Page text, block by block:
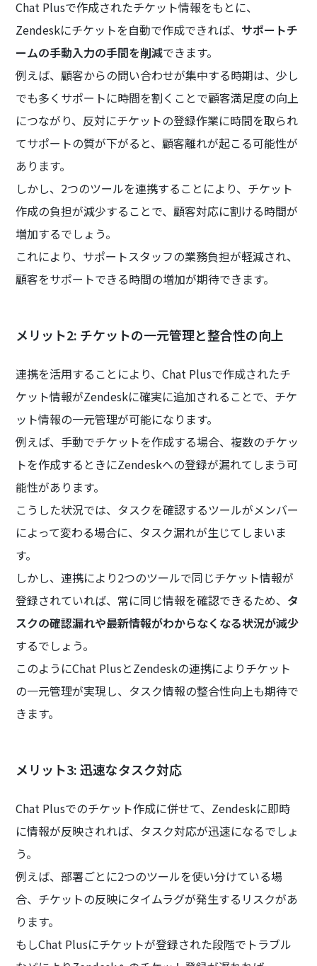
Chat Plusで作成されたチケット情報をもとに、
Zendeskにチケットを自動で作成できれば、 サポートチ
ームの手動入力の手間を削減できます。
例えば、顧客からの問い合わせが集中する時期は、少し
でも多くサポートに時間を割くことで顧客満足度の向上
につながり、反対にチケットの登録作業に時間を取られ
てサポートの質が下がると、顧客離れが起こる可能性が
あります。
しかし、2つのツールを連携することにより、チケット
作成の負担が減少することで、顧客対応に割ける時間が
増加するでしょう。
これにより、サポートスタッフの業務負担が軽減され、
顧客をサポートできる時間の増加が期待できます。
メリット2: チケットの一元管理と整合性の向上
連携を活用することにより、Chat Plusで作成されたチ
ケット情報がZendeskに確実に追加されることで、チケ
ット情報の一元管理が可能になります。
例えば、手動でチケットを作成する場合、複数のチケッ
トを作成するときにZendeskへの登録が漏れてしまう可
能性があります。
こうした状況では、タスクを確認するツールがメンバー
によって変わる場合に、タスク漏れが生じてしまいま
す。
しかし、連携により2つのツールで同じチケット情報が
登録されていれば、常に同じ情報を確認できるため、 タ
スクの確認漏れや最新情報がわからなくなる状況が減少
するでしょう。
このようにChat PlusとZendeskの連携によりチケット
の一元管理が実現し、タスク情報の整合性向上も期待で
きます。
メリット3: 迅速なタスク対応
Chat Plusでのチケット作成に併せて、Zendeskに即時
に情報が反映されれば、タスク対応が迅速になるでしょ
う。
例えば、部署ごとに2つのツールを使い分けている場
合、チケットの反映にタイムラグが発生するリスクがあ
ります。
もしChat Plusにチケットが登録された段階でトラブル